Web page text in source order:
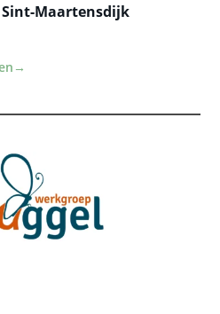
Maartensdijk
→